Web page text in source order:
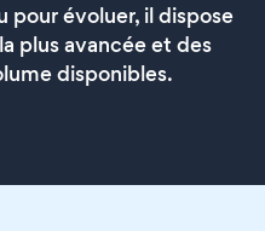
pour évoluer, il dispose
plus avancée et des
disponibles.